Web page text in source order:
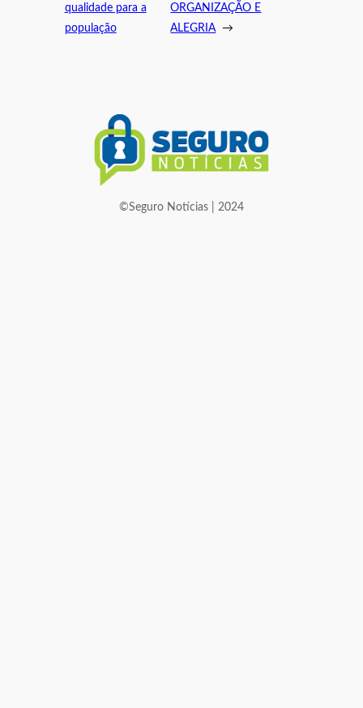
qualidade para a
população
ORGANIZAÇÃO E
ALEGRIA →
©Seguro Notícias | 2024